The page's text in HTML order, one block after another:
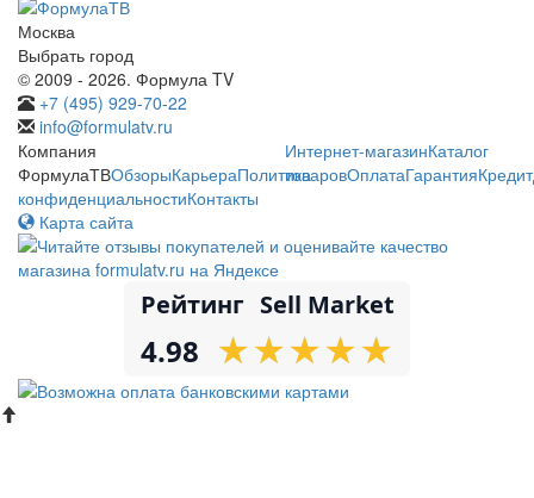
Москва
Выбрать город
© 2009 - 2026. Формула TV
+7 (495) 929-70-22
info@formulatv.ru
Компания
ФормулаТВОбзорыКарьераПолитика
конфиденциальностиКонтакты
Интернет-магазинКаталог
товаровОплатаГарантияКредит
Карта сайта
Рейтинг Sell Market
4.98 ★
★★
★★
★★
★★
★